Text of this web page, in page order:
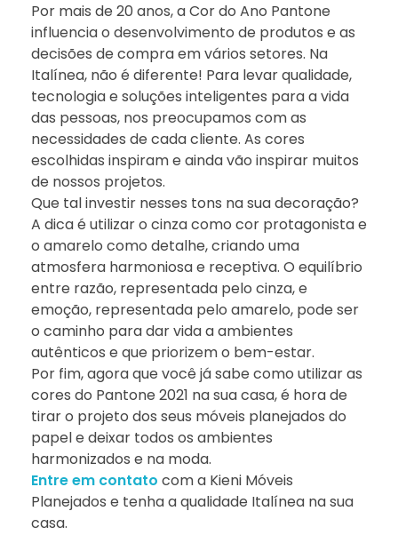
Por mais de 20 anos, a Cor do Ano Pantone
influencia o desenvolvimento de produtos e as
decisões de compra em vários setores. Na
Italínea, não é diferente! Para levar qualidade,
tecnologia e soluções inteligentes para a vida
das pessoas, nos preocupamos com as
necessidades de cada cliente. As cores
escolhidas inspiram e ainda vão inspirar muitos
de nossos projetos.
Que tal investir nesses tons na sua decoração?
A dica é utilizar o cinza como cor protagonista e
o amarelo como detalhe, criando uma
atmosfera harmoniosa e receptiva. O equilíbrio
entre razão, representada pelo cinza, e
emoção, representada pelo amarelo, pode ser
o caminho para dar vida a ambientes
autênticos e que priorizem o bem-estar.
Por fim, agora que você já sabe como utilizar as
cores do Pantone 2021 na sua casa, é hora de
tirar o projeto dos seus móveis planejados do
papel e deixar todos os ambientes
harmonizados e na moda.
Entre em contato com a Kieni Móveis
Planejados e tenha a qualidade Italínea na sua
casa.